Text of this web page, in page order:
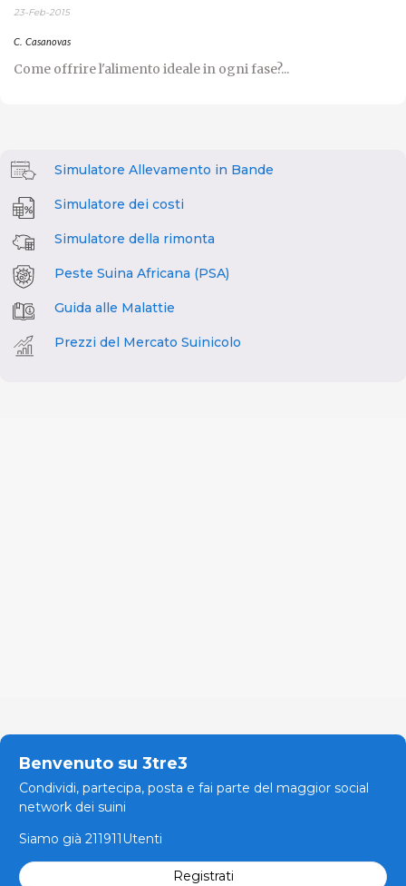
23-Feb-2015
C. Casanovas
Come offrire l'alimento ideale in ogni fase?...
Simulatore Allevamento in Bande
Simulatore dei costi
Simulatore della rimonta
Peste Suina Africana (PSA)
Guida alle Malattie
Prezzi del Mercato Suinicolo
Benvenuto su 3tre3
Condividi, partecipa, posta e fai parte del maggior social
network dei suini
Siamo già 211911Utenti
Registrati